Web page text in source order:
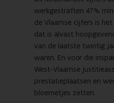
werkgestraften 47%
de Vlaamse cijfers is
dat is alvast
van de laatste twintig
waren. En voor die
West-Vlaamse
prestatieplaatsen en
bloemetjes zetten.